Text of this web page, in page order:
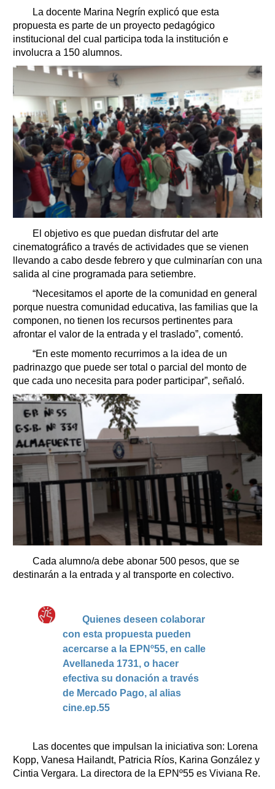
La docente Marina Negrín explicó que esta
propuesta es parte de un proyecto pedagógico
institucional del cual participa toda la institución e
involucra a 150 alumnos.
El objetivo es que puedan disfrutar del arte
cinematográfico a través de actividades que se vienen
llevando a cabo desde febrero y que culminarían con una
salida al cine programada para setiembre.
“Necesitamos el aporte de la comunidad en general
porque nuestra comunidad educativa, las familias que la
componen, no tienen los recursos pertinentes para
afrontar el valor de la entrada y el traslado”, comentó.
“En este momento recurrimos a la idea de un
padrinazgo que puede ser total o parcial del monto de
que cada uno necesita para poder participar”, señaló.
Cada alumno/a debe abonar 500 pesos, que se
destinarán a la entrada y al transporte en colectivo.
Quienes deseen colaborar
con esta propuesta pueden
acercarse a la EPNº55, en calle
Avellaneda 1731, o hacer
efectiva su donación a través
de Mercado Pago, al alias
cine.ep.55
Las docentes que impulsan la iniciativa son: Lorena
Kopp, Vanesa Hailandt, Patricia Ríos, Karina González y
Cintia Vergara. La directora de la EPNº55 es Viviana Re.